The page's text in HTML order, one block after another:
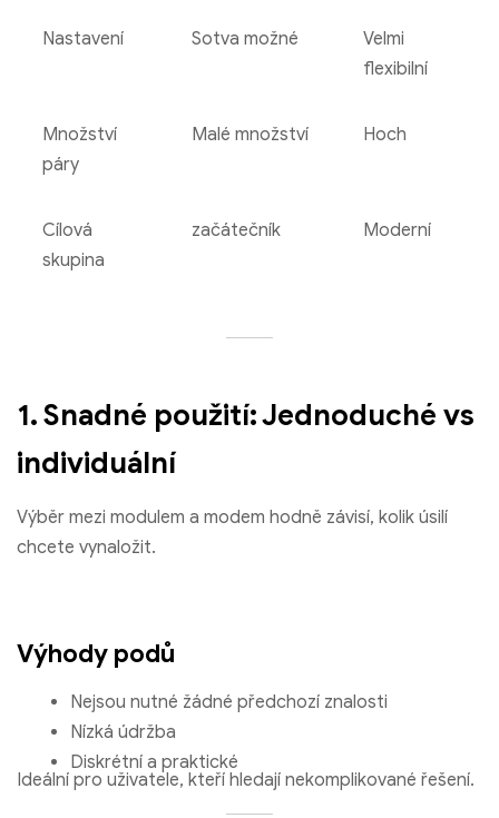
Dragon Ice Chuť
Nastavení Sotva možné
Velmi
flexibilní
Množství
páry
Malé množství Hoch
Cílová
skupina
začátečník Moderní
1. Snadné použití: Jednoduché vs
individuální
Výběr mezi modulem a modem hodně závisí, kolik úsilí
chcete vynaložit.
Výhody podů
Nejsou nutné žádné předchozí znalosti
Nízká údržba
Diskrétní a praktické
Ideální pro uživatele, kteří hledají nekomplikované řešení.